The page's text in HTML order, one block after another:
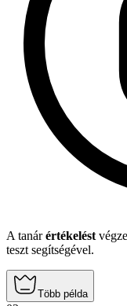
A tanárértékelést
teszt segítségével.
Több példa